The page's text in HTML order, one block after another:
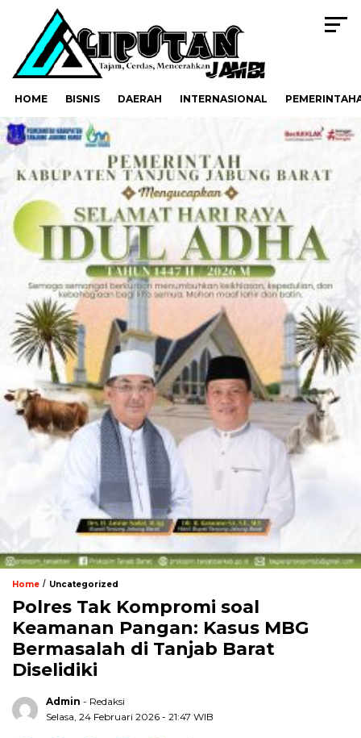
HOME BISNIS DAERAH INTERNASIONAL
Home / Uncategorized
Polres Tak Kompromi soal
Keamanan Pangan: Kasus MBG
Bermasalah di Tanjab Barat
Diselidiki
Admin - Redaksi
Selasa, 24 Februari 2026 - 21:47 WIB